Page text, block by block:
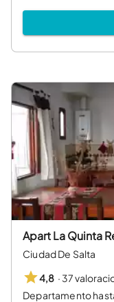
Apart La Quinta
Ciudad De Salta
4,8 · 37
Departamento